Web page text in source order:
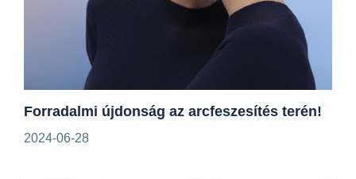
Forradalmi újdonság az arcfeszesítés terén!
2024-06-28